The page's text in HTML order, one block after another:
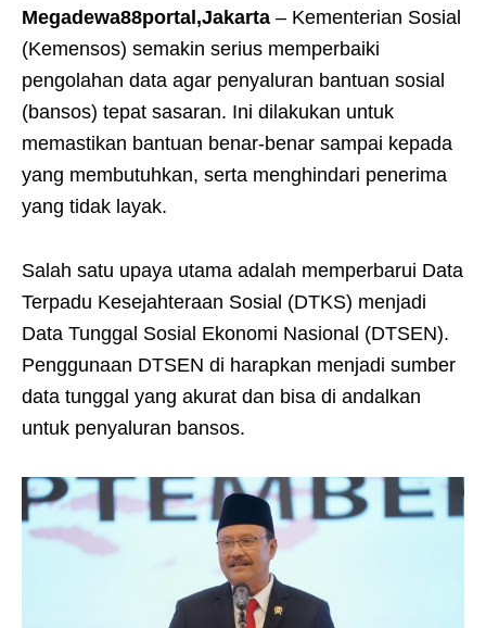
Megadewa88portal,Jakarta – Kementerian Sosial
(Kemensos) semakin serius memperbaiki
pengolahan data agar penyaluran bantuan sosial
(bansos) tepat sasaran. Ini dilakukan untuk
memastikan bantuan benar-benar sampai kepada
yang membutuhkan, serta menghindari penerima
yang tidak layak.
Salah satu upaya utama adalah memperbarui Data
Terpadu Kesejahteraan Sosial (DTKS) menjadi
Data Tunggal Sosial Ekonomi Nasional (DTSEN).
Penggunaan DTSEN di harapkan menjadi sumber
data tunggal yang akurat dan bisa di andalkan
untuk penyaluran bansos.